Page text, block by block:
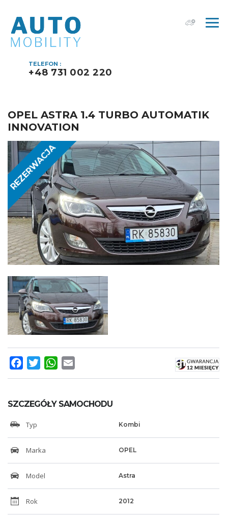
TELEFON :
+48 731 002 220
OPEL ASTRA 1.4 TURBO AUTOMATIK
INNOVATION
REZERWACJA
FacebookTwitterWhatsApp
SZCZEGÓŁY SAMOCHODU
Typ Kombi
Marka OPEL
Model Astra
Rok 2012